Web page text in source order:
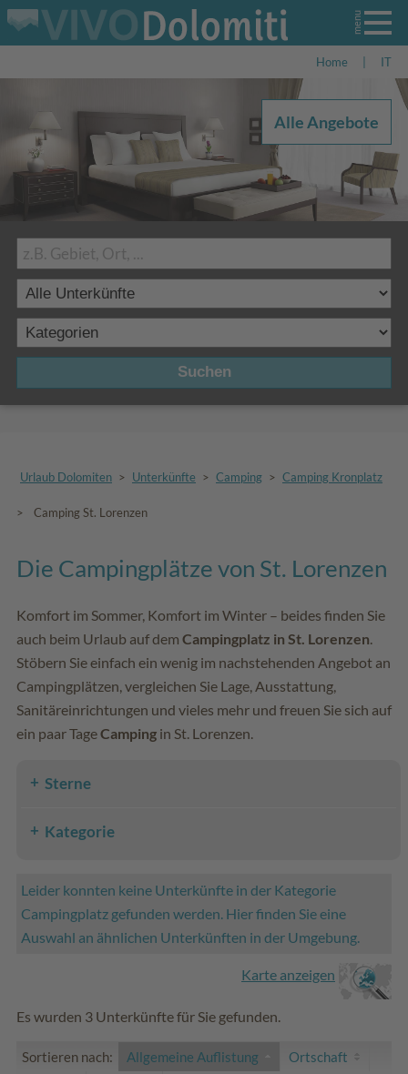
Home IT
Suchen
Alle Angebote
Urlaub Dolomiten > Unterkünfte > Camping > Camping Kronplatz
> Camping St. Lorenzen
Die Campingplätze von St. Lorenzen
Komfort im Sommer, Komfort im Winter – beides finden Sie
auch beim Urlaub auf dem Campingplatz in St. Lorenzen
Stöbern Sie einfach ein wenig im nachstehenden Angebot an
Campingplätzen, vergleichen Sie Lage, Ausstattung,
Sanitäreinrichtungen und vieles mehr und freuen Sie sich auf
ein paar TageCamping in St. Lorenzen.
Sterne
Kategorie
Leider konnten keine Unterkünfte in der Kategorie
Campingplatz gefunden werden. Hier finden Sie eine
Auswahl an ähnlichen Unterkünften in der Umgebung.
Karte anzeigen
Es wurden 3 Unterkünfte für Sie gefunden.
Sortieren nach: Allgemeine Auflistung
Ortschaft